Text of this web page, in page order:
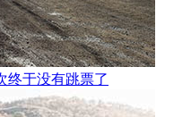
终于没有跳票了